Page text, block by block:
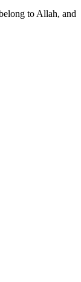
to Allah, and